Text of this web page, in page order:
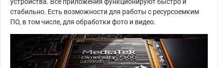
стабильно. Есть возможности для работы с ресурсоемким
ПО, в том числе, для обработки фото и видео.